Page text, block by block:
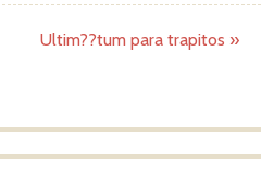
Ultim??tum para trapitos »